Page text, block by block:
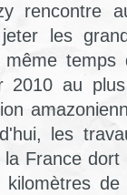
rencontre
les
même
2010 au
les
France